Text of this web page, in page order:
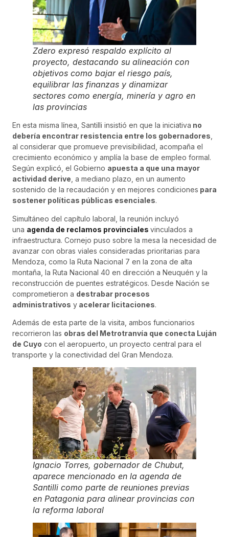
Zdero expresó respaldo explícito al
proyecto, destacando su alineación con
objetivos como bajar el riesgo país,
equilibrar las finanzas y dinamizar
sectores como energía, minería y agro en
las provincias
En esta misma línea, Santilli insistió en que la iniciativa no
debería encontrar resistencia entre los gobernadores
al considerar que promueve previsibilidad, acompaña el
crecimiento económico y amplía la base de empleo formal.
Según explicó, el Gobierno apuesta a que una mayor
actividad derive , a mediano plazo, en un aumento
sostenido de la recaudación y en mejores condiciones para
sostener políticas públicas esenciales.
Simultáneo del capítulo laboral, la reunión incluyó
una agenda de reclamos provinciales vinculados a
infraestructura. Cornejo puso sobre la mesa la necesidad de
avanzar con obras viales consideradas prioritarias para
Mendoza, como la Ruta Nacional 7 en la zona de alta
montaña, la Ruta Nacional 40 en dirección a Neuquén y la
reconstrucción de puentes estratégicos. Desde Nación se
comprometieron a destrabar procesos
administrativos y acelerar licitaciones.
Además de esta parte de la visita, ambos funcionarios
recorrieron las obras del Metrotranvía que conecta Luján
de Cuyo con el aeropuerto, un proyecto central para el
transporte y la conectividad del Gran Mendoza.
Ignacio Torres, gobernador de Chubut,
aparece mencionado en la agenda de
Santilli como parte de reuniones previas
en Patagonia para alinear provincias con
la reforma laboral